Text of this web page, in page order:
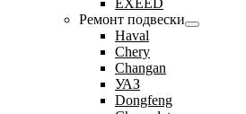
EXEED
Ремонт подвески
Haval
Chery
Changan
УАЗ
Dongfeng